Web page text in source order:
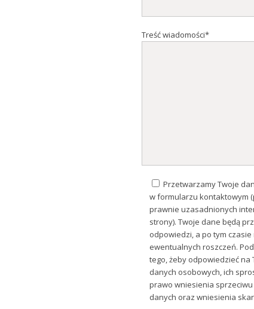
Treść wiadomości*
Przetwarzamy Twoje
w formularzu kontaktowym
prawnie uzasadnionych
strony). Twoje dane będą
odpowiedzi, a po tym
ewentualnych roszczeń.
tego, żeby odpowiedzieć
danych osobowych, ich
prawo wniesienia
danych oraz wniesienia